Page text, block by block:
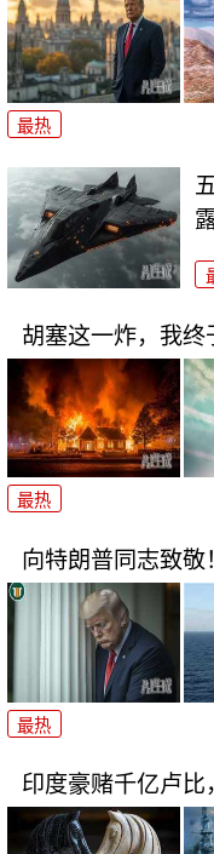
最热
胡塞这一炸，我终
最热
向特朗普同志致敬
最热
印度豪赌千亿卢比